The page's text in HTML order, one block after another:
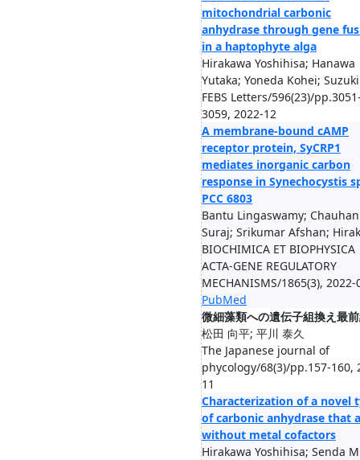
mitochondrial carbonic
anhydrase through gene
in a haptophyte alga
Hirakawa Yoshihisa; Hanawa
Yutaka; Yoneda Kohei;
FEBS Letters/596(23)/
3059, 2022-12
A membrane-bound cAMP
receptor protein, SyCRP1
mediates inorganic carbon
response in Synechocystis
PCC 6803
Bantu Lingaswamy; Chauhan
Suraj; Srikumar Afshan;
BIOCHIMICA ET BIOPHYSICA
ACTA-GENE REGULATORY
MECHANISMS/1865(3), 2022-
PubMed
微細藻類への遺伝子組換え最
松田 向平; 平川 泰久
The Japanese journal of
phycology/68(3)/pp.157-160,
11
Characterization of a novel
of carbonic anhydrase that
without metal cofactors
Hirakawa Yoshihisa; Senda